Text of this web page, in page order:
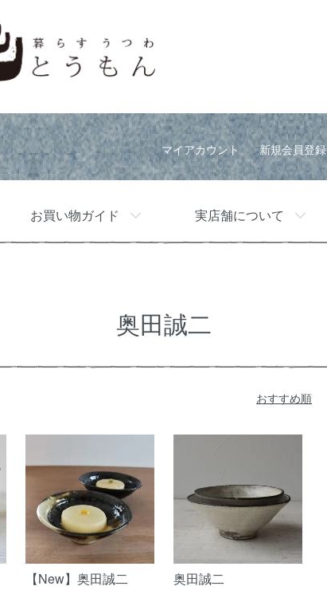
マイアカウント 新規会員登録
お買い物ガイド 実店舗について
奥田誠二
おすすめ順
【New】奥田誠二
奥田誠二